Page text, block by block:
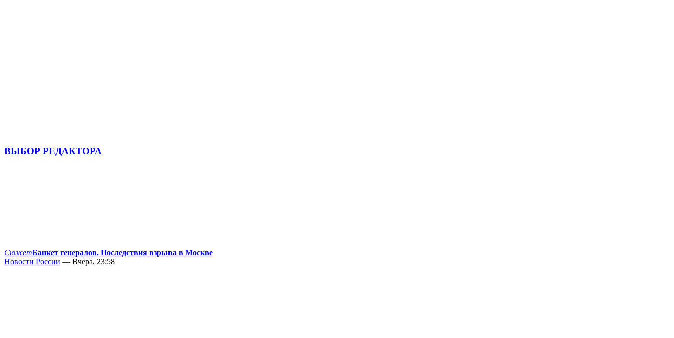
ВЫБОР РЕДАКТОРА
СюжетБанкет генералов. Последствия взрыва в Москве
Новости России — Вчера, 23:58